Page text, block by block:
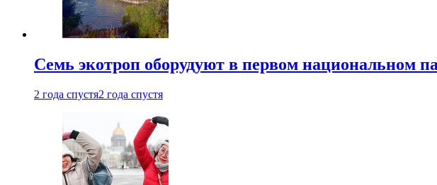
Семь экотроп оборудуют в первом национальном
2 года спустя2 года спустя